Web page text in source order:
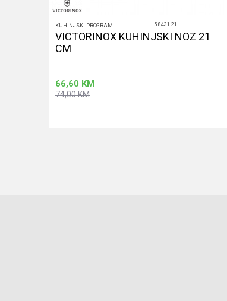
KUHINJSKI PROGRAM 5.8431.21
VICTORINOX KUHINJSKI NOZ 21
CM
66,60 KM
74,00KM